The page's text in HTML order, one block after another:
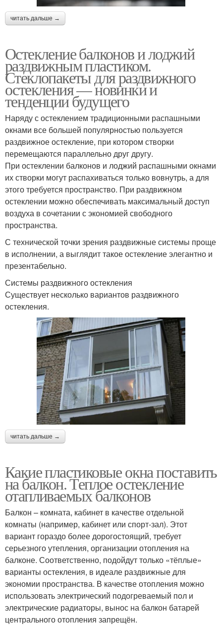
читать дальше →
Остекление балконов и лоджий
раздвижным пластиком.
Стеклопакеты для раздвижного
остекления — новинки и
тенденции будущего
Наряду с остеклением традиционными распашными
окнами все большей популярностью пользуется
раздвижное остекление, при котором створки
перемещаются параллельно друг другу.
При остеклении балконов и лоджий распашными окнами
их створки могут распахиваться только вовнутрь, а для
этого требуется пространство. При раздвижном
остеклении можно обеспечивать максимальный доступ
воздуха в сочетании с экономией свободного
пространства.
С технической точки зрения раздвижные системы проще
в исполнении, а выглядит такое остекление элегантно и
презентабельно.
Системы раздвижного остекления
Существует несколько вариантов раздвижного
остекления.
читать дальше →
Какие пластиковые окна поставить
на балкон. Теплое остекление
отапливаемых балконов
Балкон – комната, кабинет в качестве отдельной
комнаты (например, кабинет или спорт-зал). Этот
вариант гораздо более дорогостоящий, требует
серьезного утепления, организации отопления на
балконе. Соответственно, подойдут только «тёплые»
варианты остекления, в идеале раздвижные для
экономии пространства. В качестве отопления можно
использовать электрический подогреваемый пол и
электрические радиаторы, вынос на балкон батарей
центрального отопления запрещён.